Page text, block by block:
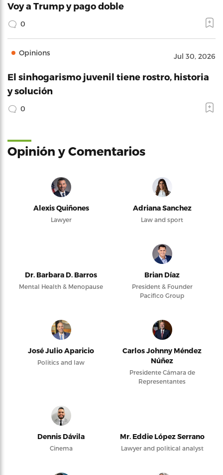
Voy a Trump y pago doble
0
Opinions Jul 30, 2026
El sinhogarismo juvenil tiene rostro, historia
y solución
0
Opinión y Comentarios
Alexis Quiñones
Lawyer
Adriana Sanchez
Law and sport
Dr. Barbara D. Barros
Mental Health & Menopause
Brian Díaz
President & Founder
Pacifico Group
José Julio Aparicio
Politics and law
Carlos Johnny Méndez
Núñez
Presidente Cámara de
Representantes
Dennis Dávila
Cinema
Mr. Eddie López Serrano
Lawyer and political analyst